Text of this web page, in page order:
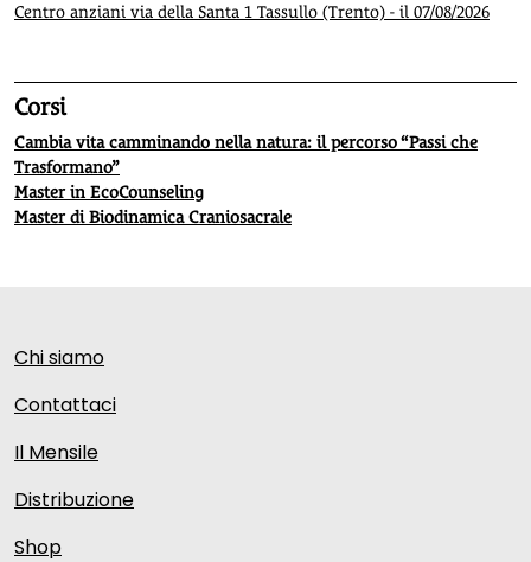
Centro anziani via della Santa 1 Tassullo (Trento) - il 07/08/2026
Corsi
Cambia vita camminando nella natura: il percorso “Passi che
Trasformano”
Master in EcoCounseling
Master di Biodinamica Craniosacrale
Chi siamo
Contattaci
Il Mensile
Distribuzione
Shop